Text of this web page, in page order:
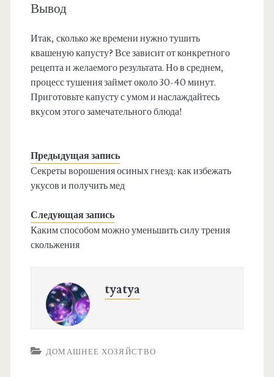
Вывод
Итак, сколько же времени нужно тушить
квашеную капусту? Все зависит от конкретного
рецепта и желаемого результата. Но в среднем,
процесс тушения займет около 30-40 минут.
Приготовьте капусту с умом и наслаждайтесь
вкусом этого замечательного блюда!
Предыдущая запись
Секреты ворошения осиных гнезд: как избежать
укусов и получить мед
Следующая запись
Каким способом можно уменьшить силу трения
скольжения
tyatya
ДОМАШНЕЕ ХОЗЯЙСТВО